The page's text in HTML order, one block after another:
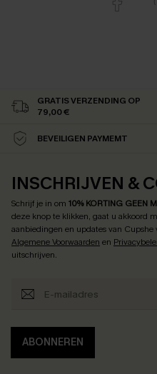
GRATIS VERZENDING OP
79,00 €
BEVEILIGEN PAYMEMT
INSCHRIJVEN &
Schrijf je in om 10% KORTING GEEN
deze knop te klikken, gaat u akkoord
aanbiedingen en updates van
Algemene Voorwaarden en
uitschrijven.
ABONNEREN